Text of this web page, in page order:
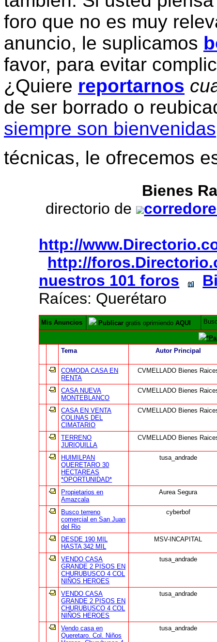
foro que no es muy
anuncio, le suplicamos
favor, para evitar
¿Quiere reportarnos
de ser borrado o
siempre son bienvenidas
técnicas, le ofrecemos
Bienes
directorio de
http://
http://
nuestros 101 foros
Raíces: Querétaro
Mis Anuncios Publicar gratis oprimiendoAQUI
Tema
Autor Principal
COMODA CASA EN
RENTA
CVMELLADO Bienes
CASA NUEVA
MONTEBLANCO
CVMELLADO Bienes
CASA EN VENTA
COLINAS DEL
CIMATARIO
CVMELLADO Bienes
TERRENO
JURIQUILLA
CVMELLADO Bienes
HUIMILPAN
QUERETARO 30
HECTAREAS
*OPORTUNIDAD*
tusa_andrade
Propietarios en
Amazcala
Aurea Segura
Busco terreno
comercial en San Juan
del Rio
cyberbof
DESDE 190 MIL
HASTA 342 MIL
MSV-INCAPITAL
VENDO CASA
GRANDE 2 PISOS EN
CHURUBUSCO 4 COL
NIÑOS HEROES
tusa_andrade
VENDO CASA
GRANDE 2 PISOS EN
CHURUBUSCO 4 COL
NIÑOS HEROES
tusa_andrade
Vendo casa en
Queretaro. Col. Niños
tusa_andrade